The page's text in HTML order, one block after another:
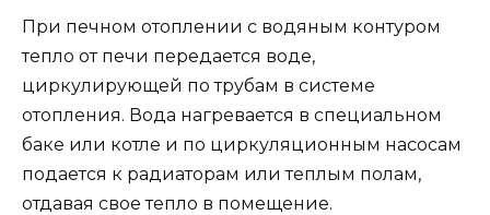
При печном отоплении с водяным контуром
тепло от печи передается воде,
циркулирующей по трубам в системе
отопления. Вода нагревается в специальном
баке или котле и по циркуляционным насосам
подается к радиаторам или теплым полам,
отдавая свое тепло в помещение.